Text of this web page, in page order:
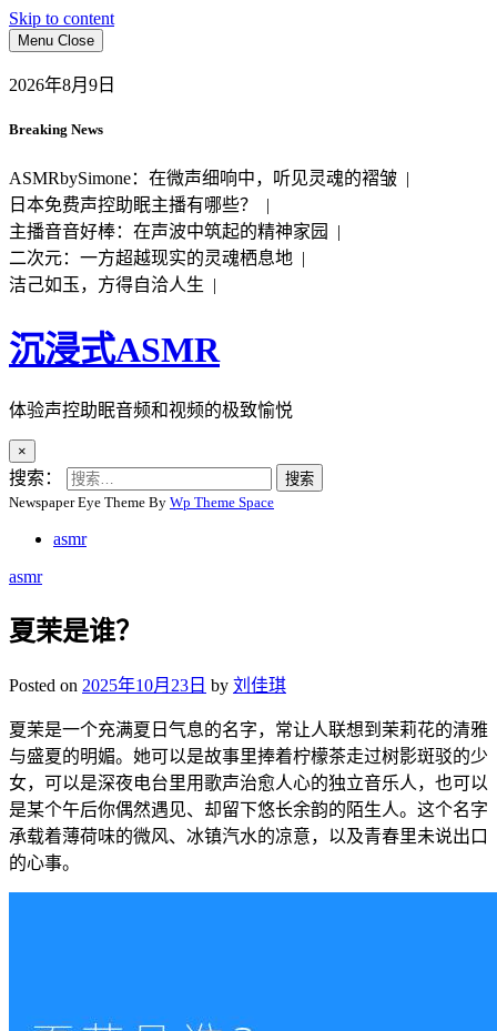
Skip to content
Menu Close
2026年8月9日
Breaking News
ASMRbySimone：在微声细响中，听见灵魂的褶皱 |
日本免费声控助眠主播有哪些？ |
主播音音好棒：在声波中筑起的精神家园 |
二次元：一方超越现实的灵魂栖息地 |
洁己如玉，方得自洽人生 |
沉浸式ASMR
体验声控助眠音频和视频的极致愉悦
×
搜索：
Newspaper Eye Theme By Wp Theme Space
asmr
asmr
夏茉是谁？
Posted on 2025年10月23日 by 刘佳琪
夏茉是一个充满夏日气息的名字，常让人联想到茉莉花的清雅
与盛夏的明媚。她可以是故事里捧着柠檬茶走过树影斑驳的少
女，可以是深夜电台里用歌声治愈人心的独立音乐人，也可以
是某个午后你偶然遇见、却留下悠长余韵的陌生人。这个名字
承载着薄荷味的微风、冰镇汽水的凉意，以及青春里未说出口
的心事。